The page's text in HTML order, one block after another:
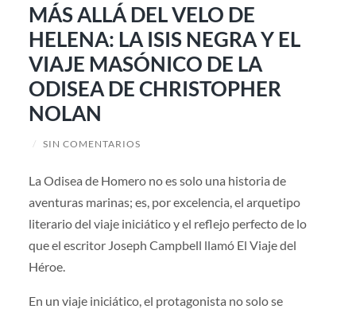
MÁS ALLÁ DEL VELO DE
HELENA: LA ISIS NEGRA Y EL
VIAJE MASÓNICO DE LA
ODISEA DE CHRISTOPHER
NOLAN
/ SIN COMENTARIOS
La Odisea de Homero no es solo una historia de
aventuras marinas; es, por excelencia, el arquetipo
literario del viaje iniciático y el reflejo perfecto de lo
que el escritor Joseph Campbell llamó El Viaje del
Héroe.
En un viaje iniciático, el protagonista no solo se